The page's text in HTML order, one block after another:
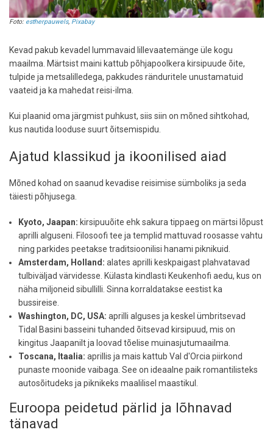
Foto: estherpauwels, Pixabay
Kevad pakub kevadel lummavaid lillevaatemänge üle kogu
maailma. Märtsist maini kattub põhjapoolkera kirsipuude õite,
tulpide ja metsalilledega, pakkudes ränduritele unustamatuid
vaateid ja ka mahedat reisi-ilma.
Kui plaanid oma järgmist puhkust, siis siin on mõned sihtkohad,
kus nautida looduse suurt õitsemispidu.
Ajatud klassikud ja ikoonilised aiad
Mõned kohad on saanud kevadise reisimise sümboliks ja seda
täiesti põhjusega.
Kyoto, Jaapan: kirsipuuõite ehk sakura tippaeg on märtsi lõpust
aprilli alguseni. Filosoofi tee ja templid mattuvad roosasse vahtu
ning parkides peetakse traditsioonilisi hanami piknikuid.
Amsterdam, Holland: alates aprilli keskpaigast plahvatavad
tulbiväljad värvidesse. Külasta kindlasti Keukenhofi aedu, kus on
näha miljoneid sibullilli. Sinna korraldatakse eestist ka
bussireise.
Washington, DC, USA: aprilli alguses ja keskel ümbritsevad
Tidal Basini basseini tuhanded õitsevad kirsipuud, mis on
kingitus Jaapanilt ja loovad tõelise muinasjutumaailma.
Toscana, Itaalia: aprillis ja mais kattub Val d'Orcia piirkond
punaste moonide vaibaga. See on ideaalne paik romantilisteks
autosõitudeks ja piknikeks maalilisel maastikul.
Euroopa peidetud pärlid ja lõhnavad
tänavad